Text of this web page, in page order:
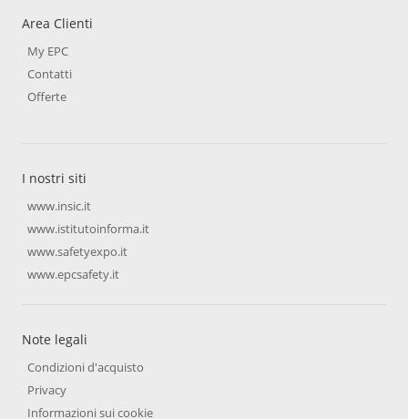
Area Clienti
My EPC
Contatti
Offerte
I nostri siti
www.insic.it
www.istitutoinforma.it
www.safetyexpo.it
www.epcsafety.it
Note legali
Condizioni d'acquisto
Privacy
Informazioni sui cookie